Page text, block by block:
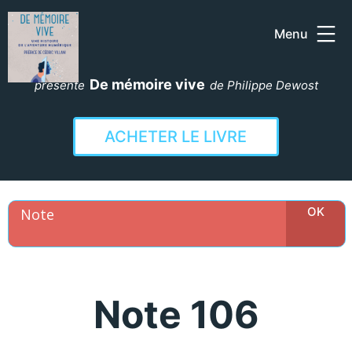
Aller
contenu
Menu
présente De mémoire vive de Philippe Dewost
ACHETER LE LIVRE
Note 106